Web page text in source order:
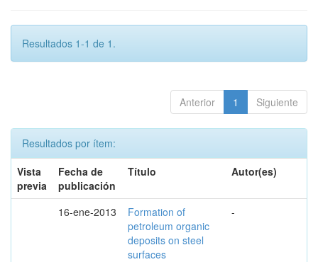
Resultados 1-1 de 1.
Anterior 1 Siguiente
Resultados por ítem:
Vista
previa
Fecha de
publicación
Título Autor(es)
16-ene-2013
Formation of
petroleum organic
deposits on steel
surfaces
-